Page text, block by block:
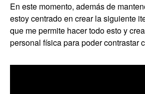
En este momento, además de
estoy centrado en crear la siguiente
que me permite hacer todo esto y
personal física para poder contrastar